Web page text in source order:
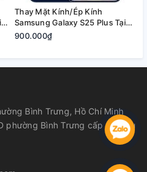
Thay Mặt Kính/Ép Kính
Samsung Galaxy S25 Plus Tại
Quận 2, Tp. Thủ Đức | Bảo
900.000₫
Bình Trưng, Hồ Chí Minh
phường Bình Trưng cấp lần đầu